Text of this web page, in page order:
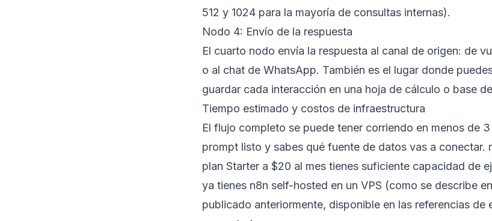
512 y 1024 para la mayoría de consultas internas).
Nodo 4: Envío de la respuesta
El cuarto nodo envía la respuesta al canal de origen: de
o al chat de WhatsApp. También es el lugar donde
guardar cada interacción en una hoja de cálculo o base
Tiempo estimado y costos de infraestructura
El flujo completo se puede tener corriendo en menos de
prompt listo y sabes qué fuente de datos vas a conectar.
plan Starter a $20 al mes tienes suficiente capacidad de
ya tienes n8n self-hosted en un VPS (como se describe
publicado anteriormente, disponible en las referencias de